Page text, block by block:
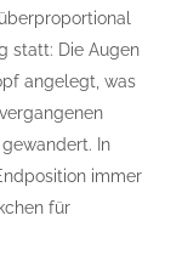
statt: Die Augen
angelegt, was
In
immer
für